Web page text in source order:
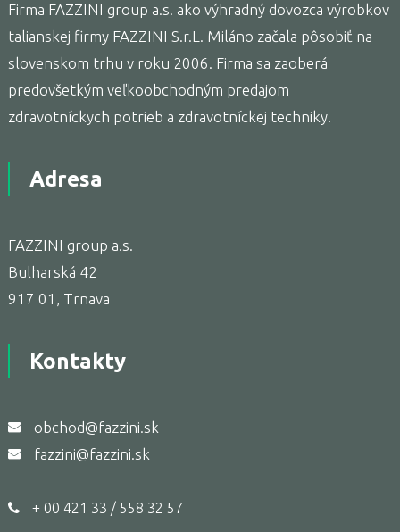
Firma FAZZINI group a.s. ako výhradný dovozca výrobkov
talianskej firmy FAZZINI S.r.L. Miláno začala pôsobiť na
slovenskom trhu v roku 2006. Firma sa zaoberá
predovšetkým veľkoobchodným predajom
zdravotníckych potrieb a zdravotníckej techniky.
Adresa
FAZZINI group a.s.
Bulharská 42
917 01, Trnava
Kontakty
obchod@fazzini.sk
fazzini@fazzini.sk
+ 00 421 33 / 558 32 57